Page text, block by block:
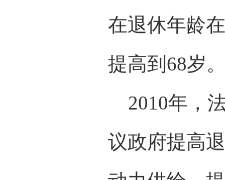
在退休年龄
提高到68岁
2010年，
议政府提高